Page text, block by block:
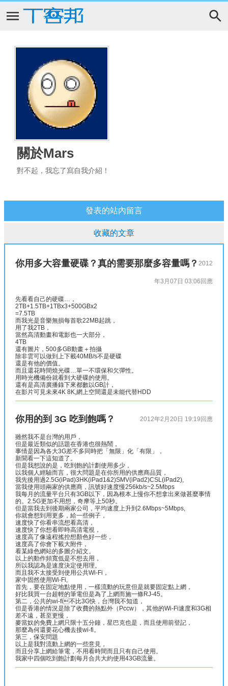
關於Mars
對不起，我忘了寫自我介紹！
發表的站內留言
收藏的文章
你用多大容量硬碟？真的需要那麼多容量嗎？ 2012
年3月07日 03:06 回應
先看看自己的硬碟…，
2TB+1.5TB+1TBx3+500GBx2
=7.5TB
而我光是音樂無損每首歌22MB起跳，
用了我2TB，
當然高清動畫和電影也一大部分，
4TB
還有圖片，500多GB動畫＋拍攝
除非雲可以做到上下載40MB/s不是硬碟
還是有他的價值。
而且還花時間燒光碟…單一不環保和欠彈性。
用時光機備份就看到大硬碟的使用。
還有是高清廣播錄下來都數以GB計，
在影片可見未來4K 8K,網上空間還是未能代替HDD
你用的到 3G 吃到飽嗎？ 2012年2月20日 19:19 回應
雖然我不是台灣的用戶，
但是最近類似的話題在香港也很熱鬧，
事情是因為各大3G差不多同時把「無限」化「有限」，
新聞看一下這知道了。
但是我想說的是，吃到飽的計劃使用多少，
以我個人經驗而言，很大問題是在你所用的供應商品質，
我先後用過2.5G(iPad)3HK(iPad1&2)SMV(iPad2)CSL(iPad2),
當我使用頭兩家的供應商，訊號好速度慢256kb/s~2.5Mbps
我每月的流量平台只有3GB以下，因為根本上慢你不想拿出來做甚麼事情
的。2.5G更加不用想，奇摩等上50秒。
但是當我去到後期兩家公司，平均速度上升到2.6Mbps~5Mbps,
你就會想到用更多，給一些例子，
速度快了你看串流想看高清，
速度快了你想看即時高清電視，
速度高了像遠程搖控想顏色好一些，
速度高了你會下載大附件，
看某綠色網站的多圖介紹文。
以上的動作頻寬低是不想去用，
所以我認為是速度決定使用理。
而且我不太接受到使用公共Wi-Fi，
家中固然使用Wi-Fi,
首先，要在固定地點使用，一樣流動的玩意但是就要固定點上網，
好比我買一台超輕的筆電但是為了上網而施一條RJ-45。
第二，公共的wi-fi不比3G快，台灣我不知道，
但是香港的情況是除了收費的熱點外（Pccw），其他的Wi-Fi速度和3G相
差不遠，甚至更慢，
麥當奴的免費上網只限十五分鐘，星巴克也是，而且使用前登記，
那麼為何還要花心機去接wi-fi。
第三，保安問題
以上是我對流動上網的一些意見，
而且分享上網給筆電，不用看時間而且只有自己使用。
我家中四個吃到飽計劃每月合共大約使用43GB流量。